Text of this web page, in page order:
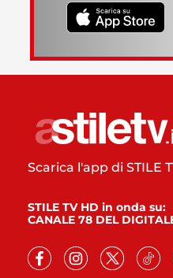
Scarica l'app di STILE
STILE TV HD in onda su:
CANALE 78 DEL